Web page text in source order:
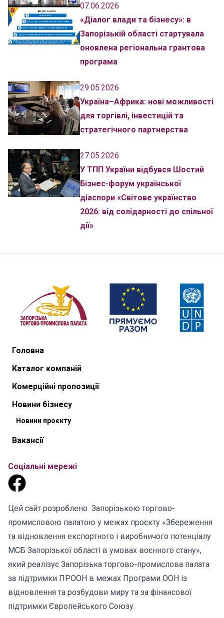
07.06.2026
«Діалог влади та бізнесу»: в
Запорізькій області стартувала
оновлена регіональна грантова
програма
29.05.2026
Україна–Африка: нові можливості
для торгівлі, інвестицій та
стратегічного партнерства
27.05.2026
У ТПП України відбувся Шостий
Бізнес-форум української
діаспори «Світове українство
2026: від солідарності до спільної
дії»
Головна
Каталог компаній
Комерційні пропозиції
Новини бізнесу
Новини проєкту
Вакансії
Соціальні мережі
Цей сайт розроблено Запорізькою торгово-
промисловою палатою у межах проєкту «Збереження
та відновлення експортного і виробничого потенціалу
МСБ Запорізької області в умовах воєнного стану»,
який реалізує Запорізька торгово-промислова палата
за підтримки ПРООН в межах Програми ООН із
відновлення та розбудови миру та за фінансової
підтримки Європейського Союзу.